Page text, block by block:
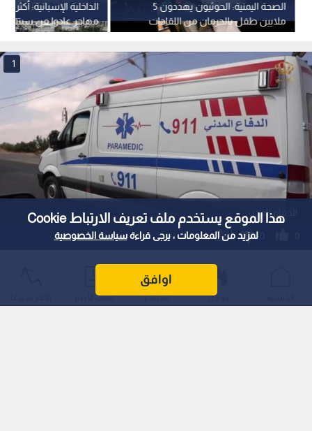
هذا الموقع يستخدم ملف تعريف الارتباط Cookie
لمزيد من المعلومات ، يرجى قراءةسياسة الخصوصية
اوافق
مهاجر عادوا من سبتة
-فيديو
الصحة اليمنية: الحوثيون يهددون 5
ملايين طفل بالحرمان من اللقاحات
الدفاع المدني
1
بلاغ وهمي خلال عامين ومختصون يحذرون
من تداعياتها
عواجل المباشر أحدث الأخبار